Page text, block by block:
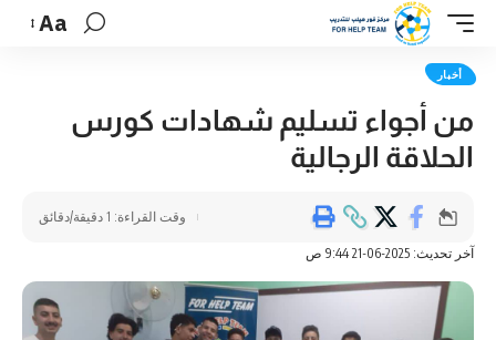
Aa
أخبار
من أجواء تسليم شهادات كورس
الحلاقة الرجالية
آخر تحديث: 2025-06-21 9:44 ص
وقت القراءة: 1 دقيقة/دقائق